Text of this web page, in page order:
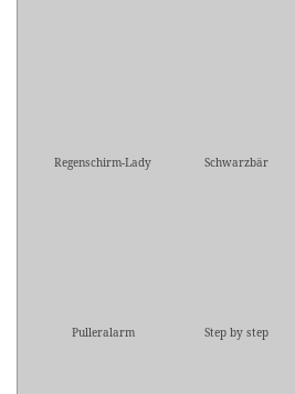
Regenschirm-Lady Schwarzbär
Pulleralarm Step by step